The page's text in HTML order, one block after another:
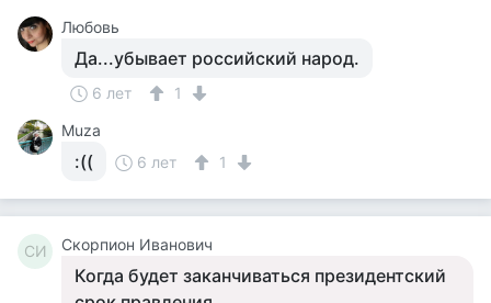
Любовь
Да...убывает российский народ.
6 лет
1
Muza
:(( 6 лет 1
СИ Скорпион Иванович
Когда будет заканчиваться президентский